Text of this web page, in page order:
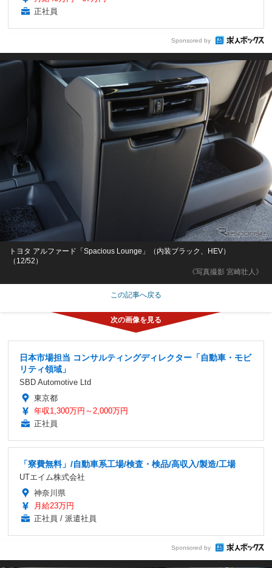
正社員
Sponsored by
《写真撮影 宮崎壮人》
トヨタ アルファード「Spacious Lounge」（内装ブラック、HEV）
（12/52）
この記事へ戻る
日本市場担当 コンサルティングディレクター「自動車・モビ
リティ領域」
SBD Automotive Ltd
東京都
年収1,300万円～2,000万円
正社員
「寮費無料」/自動車系工場/検査・検品/高収入/製造/工場
UTエイム株式会社
神奈川県
月給23万円
正社員 / 派遣社員
Sponsored by